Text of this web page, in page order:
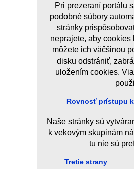
Pri prezeraní portálu
podobné súbory
stránky
neprajete, aby
môžete ich väčšinou
disku odstrániť,
uložením cookies.
Rovnosť prístupu
Naše stránky sú
k vekovým skupinám
tu nie sú
Tretie strany